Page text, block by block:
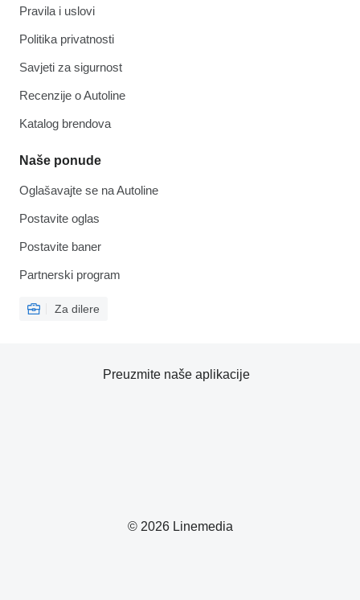
Pravila i uslovi
Politika privatnosti
Savjeti za sigurnost
Recenzije o Autoline
Katalog brendova
Naše ponude
Oglašavajte se na Autoline
Postavite oglas
Postavite baner
Partnerski program
Za dilere
© 2026 Linemedia
Preuzmite naše aplikacije